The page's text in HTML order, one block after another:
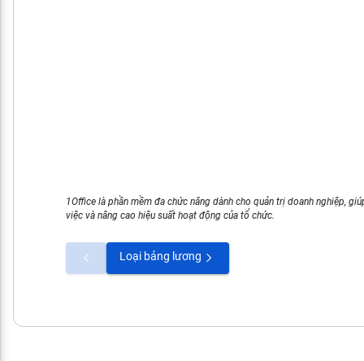
1Office là phần mềm đa chức năng dành cho quản trị doanh nghiệp,
việc và nâng cao hiệu suất hoạt động của tổ chức.
Loại bảng lương